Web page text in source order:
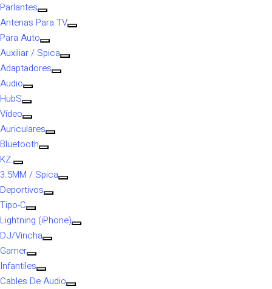
Parlantes
Antenas Para TV
Para Auto
Auxiliar / Spica
Adaptadores
Audio
HubS
Vídeo
Auriculares
Bluetooth
KZ.
3.5MM / Spica
Deportivos
Tipo-C
Lightning (iPhone)
DJ/Vincha
Gamer
Infantiles
Cables De Audio